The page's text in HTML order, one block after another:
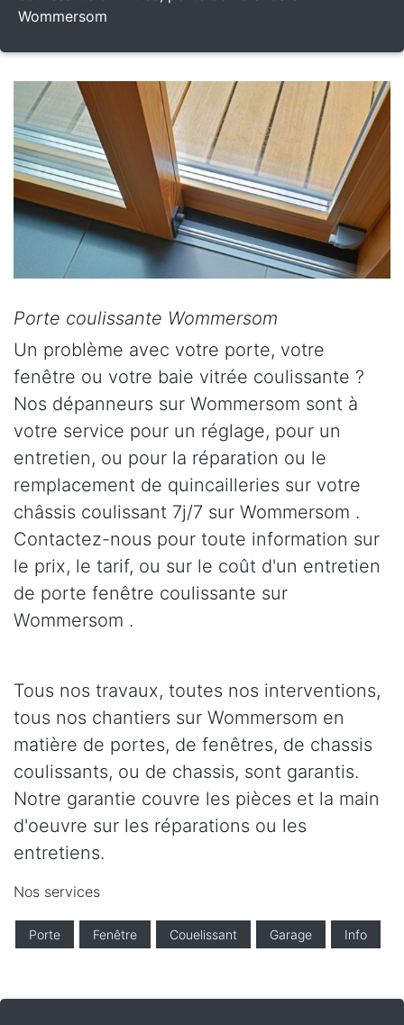
Wommersom
Porte coulissante Wommersom
Un problème avec votre porte, votre
fenêtre ou votre baie vitrée coulissante ?
Nos dépanneurs sur Wommersom sont à
votre service pour un réglage, pour un
entretien, ou pour la réparation ou le
remplacement de quincailleries sur votre
châssis coulissant 7j/7 sur Wommersom .
Contactez-nous pour toute information sur
le prix, le tarif, ou sur le coût d'un entretien
de porte fenêtre coulissante sur
Wommersom .
Tous nos travaux, toutes nos interventions,
tous nos chantiers sur Wommersom en
matière de portes, de fenêtres, de chassis
coulissants, ou de chassis, sont garantis.
Notre garantie couvre les pièces et la main
d'oeuvre sur les réparations ou les
entretiens.
Nos services
Porte Fenêtre Couelissant Garage Info